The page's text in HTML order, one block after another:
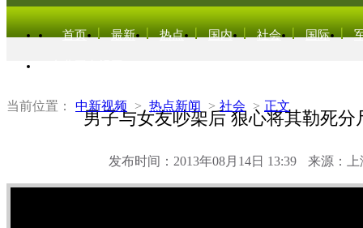
首页 最新 热点 国内 社会 国际
当前位置： 中新视频 > 热点新闻 > 社会 > 正文
男子与女友吵架后 狠心将其勒死分
发布时间：2013年08月14日 13:39 来源：上